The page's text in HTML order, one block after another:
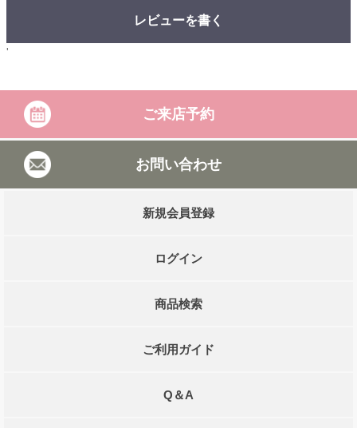
レビューを書く
'
ご来店予約
お問い合わせ
新規会員登録
ログイン
商品検索
ご利用ガイド
Q＆A